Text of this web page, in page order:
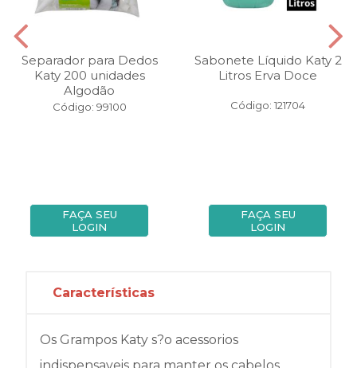
Separador para Dedos
Katy 200 unidades
Algodão
Código: 99100
FAÇA SEU
LOGIN
Sabonete Líquido Katy 2
Litros Erva Doce
Código: 121704
FAÇA SEU
LOGIN
Características
Os Grampos Katy s?o acessorios